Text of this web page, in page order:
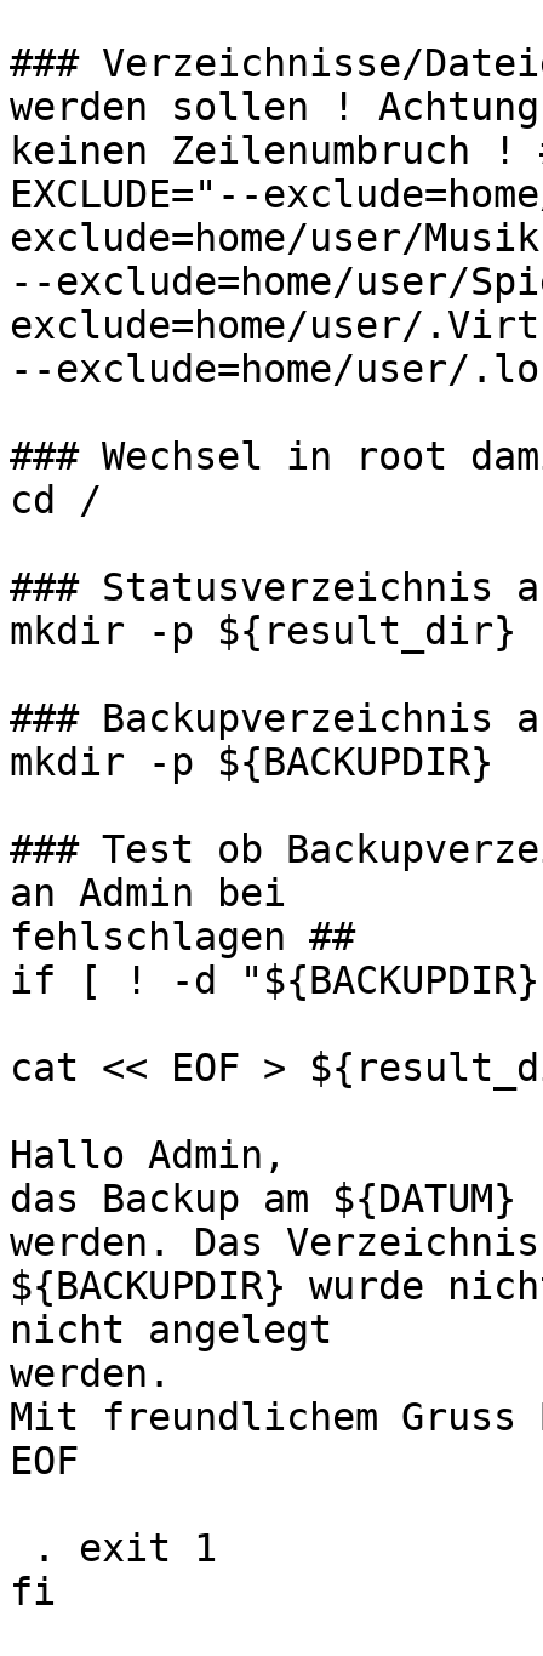
### Verzeichnisse/
werden sollen ! Achtung
keinen Zeilenumbruch !
EXCLUDE="--
exclude=home/user/Musik
--exclude=home/user/
exclude=home/user/
--exclude=home/user/
### Wechsel in root
cd /
### Statusverzeichnis
mkdir -p ${result_dir}
### Backupverzeichnis
mkdir -p ${BACKUPDIR}
### Test ob
an Admin bei
fehlschlagen ##
if [ ! -d
cat << EOF >
Hallo Admin,
das Backup am
werden. Das Verzeichnis
${BACKUPDIR} wurde
nicht angelegt
werden.
Mit freundlichem Gruss
EOF
fi